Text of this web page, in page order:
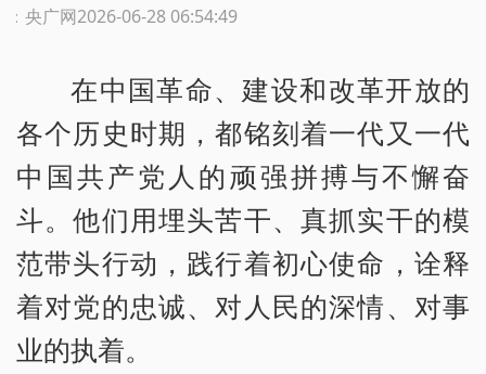
2026-06-28 06:54:49
：央广网
在中国革命、建设和改革开放的
各个历史时期，都铭刻着一代又一代
中国共产党人的顽强拼搏与不懈奋
斗。他们用埋头苦干、真抓实干的模
范带头行动，践行着初心使命，诠释
着对党的忠诚、对人民的深情、对事
业的执着。